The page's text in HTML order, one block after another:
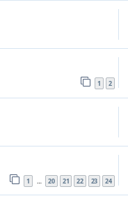
1 2
1 … 20 21 22 23 24